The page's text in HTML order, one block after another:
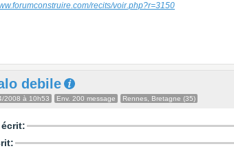
recits/voir.php?r=3150
debile
2008 à 10h53 Env. 200 message Rennes, Bretagne (35)